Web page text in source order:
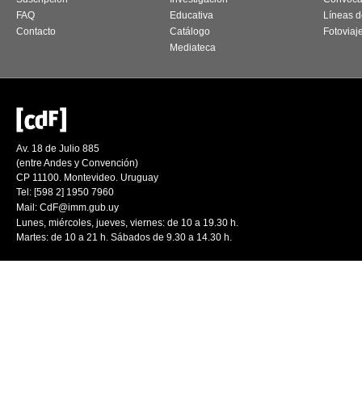
FAQ
Contacto
Educativa
Catálogo
Mediateca
Líneas
Av. 18 de Julio 885
(entre Andes y Convención)
CP 11100. Montevideo. Uruguay
Tel: [598 2] 1950 7960
Mail: CdF@imm.gub.uy
Lunes, miércoles, jueves, viernes: de 10 a 19.30 h.
Martes: de 10 a 21 h. Sábados de 9.30 a 14.30 h.